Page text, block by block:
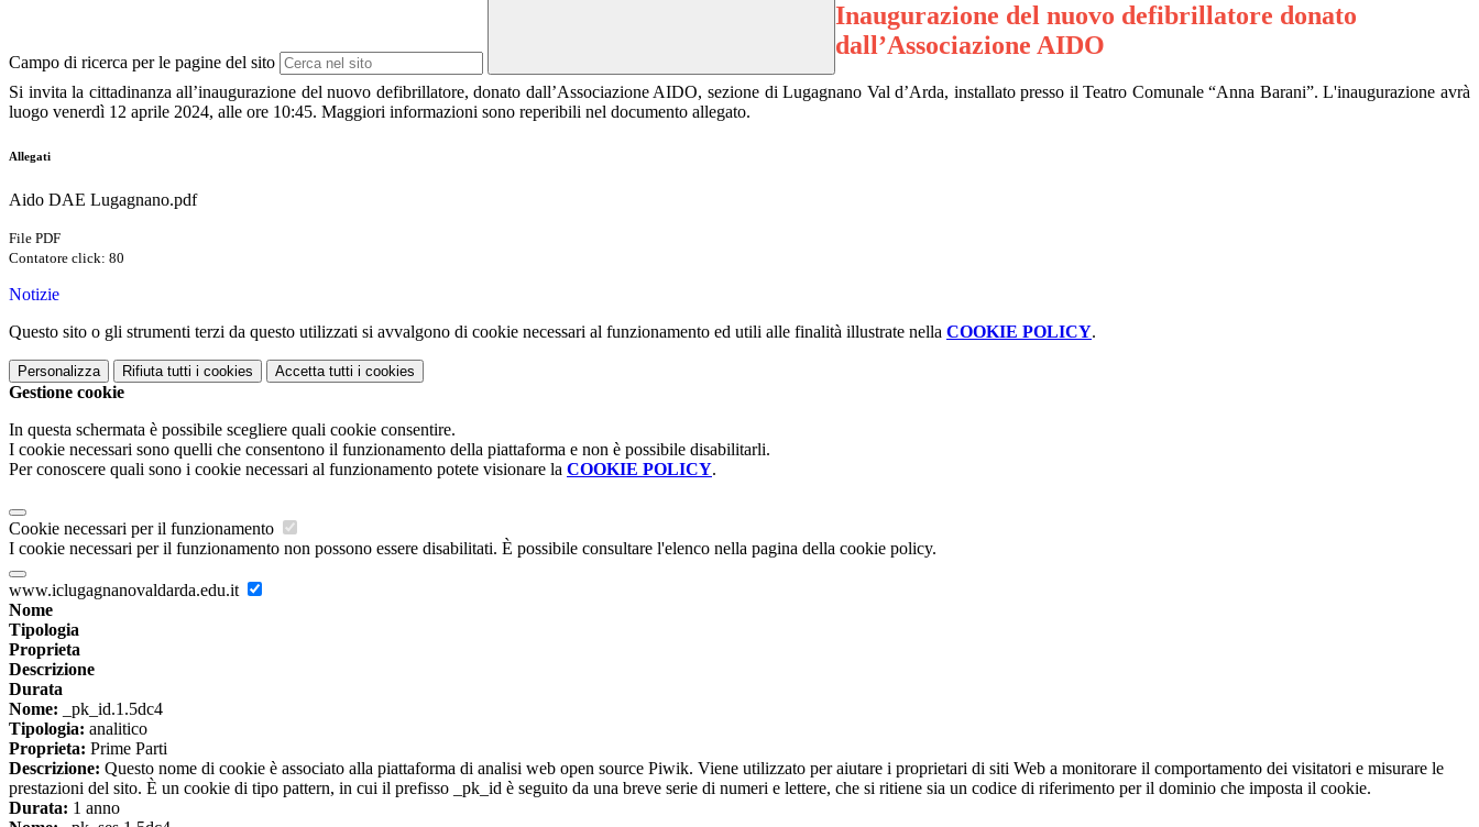
Campo di ricerca per le pagine del sito
Inaugurazione del nuovo defibrillatore donato
dall’Associazione AIDO
Si invita la cittadinanza all’inaugurazione del nuovo defibrillatore, donato dall’Associazione AIDO, sezione di Lugagnano Val d’Arda, installato presso il Teatro Comunale “Anna Barani”. L'inaugurazione avrà
luogo venerdì 12 aprile 2024, alle ore 10:45. Maggiori informazioni sono reperibili nel documento allegato.
Allegati
Aido DAE Lugagnano.pdf
File PDF
Contatore click: 80
Notizie
Questo sito o gli strumenti terzi da questo utilizzati si avvalgono di cookie necessari al funzionamento ed utili alle finalità illustrate nella COOKIE POLICY.
Personalizza Rifiuta tutti i cookies Accetta tutti i cookies
Gestione cookie
In questa schermata è possibile scegliere quali cookie consentire.
I cookie necessari sono quelli che consentono il funzionamento della piattaforma e non è possibile disabilitarli.
Per conoscere quali sono i cookie necessari al funzionamento potete visionare la COOKIE POLICY.
Cookie necessari per il funzionamento
I cookie necessari per il funzionamento non possono essere disabilitati. È possibile consultare l'elenco nella pagina della cookie policy.
www.iclugagnanovaldarda.edu.it
Nome
Tipologia
Proprieta
Descrizione
Durata
Nome: _pk_id.1.5dc4
Tipologia: analitico
Proprieta: Prime Parti
Descrizione: Questo nome di cookie è associato alla piattaforma di analisi web open source Piwik. Viene utilizzato per aiutare i proprietari di siti Web a monitorare il comportamento dei visitatori e misurare le
prestazioni del sito. È un cookie di tipo pattern, in cui il prefisso _pk_id è seguito da una breve serie di numeri e lettere, che si ritiene sia un codice di riferimento per il dominio che imposta il cookie.
Durata: 1 anno